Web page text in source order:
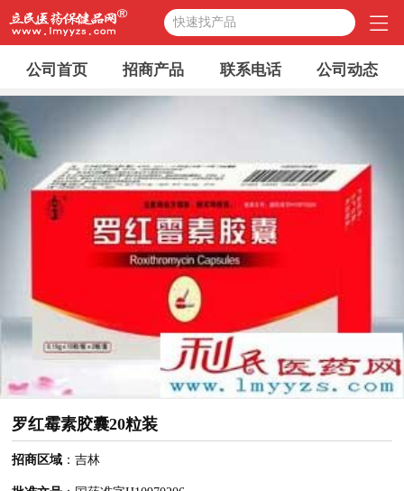
快速找产品
公司首页 招商产品 联系电话 公司动态
罗红霉素胶囊20粒装
招商区域 ：吉林